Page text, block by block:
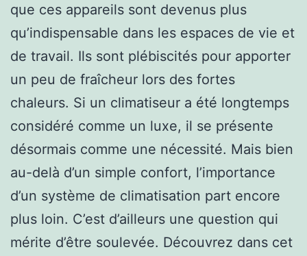
que ces appareils sont devenus plus
qu’indispensable dans les espaces de vie et
de travail. Ils sont plébiscités pour apporter
un peu de fraîcheur lors des fortes
chaleurs. Si un climatiseur a été longtemps
considéré comme un luxe, il se présente
désormais comme une nécessité. Mais bien
au-delà d’un simple confort, l’importance
d’un système de climatisation part encore
plus loin. C’est d’ailleurs une question qui
mérite d’être soulevée. Découvrez dans cet